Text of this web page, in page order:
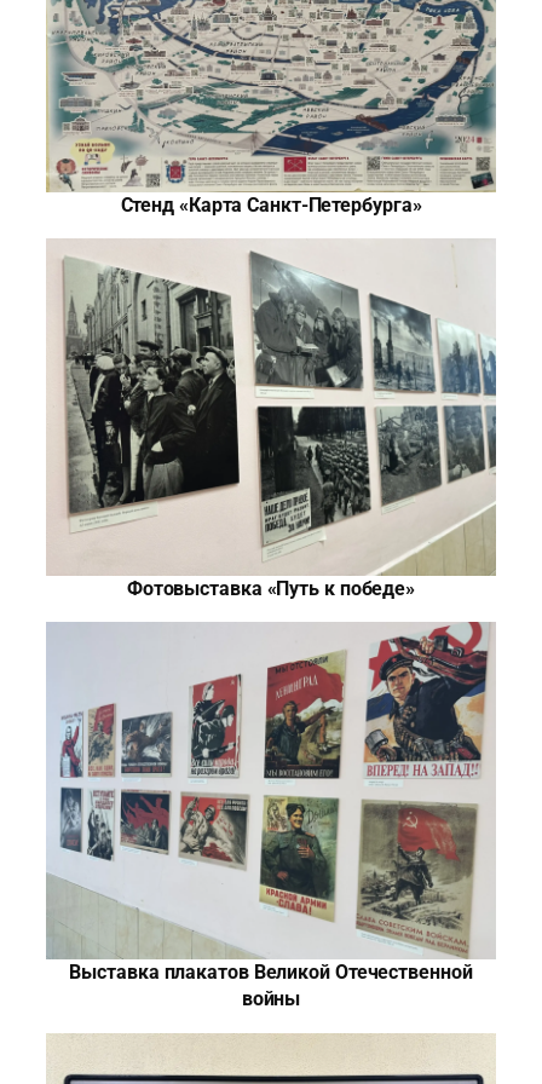
Стенд «Карта Санкт-Петербурга»
Фотовыставка «Путь к победе»
Выставка плакатов Великой Отечественной
войны